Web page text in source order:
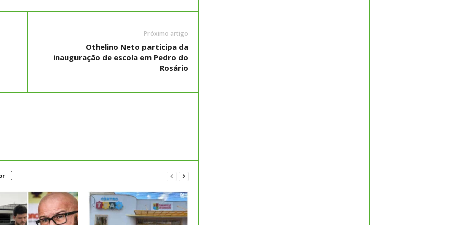
Próximo artigo
Othelino Neto participa da
inauguração de escola em Pedro do
Rosário